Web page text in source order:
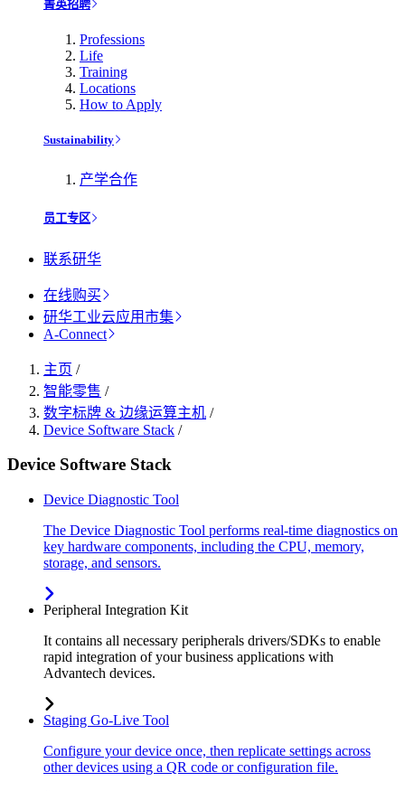
菁英招聘
Professions
Life
Training
Locations
How to Apply
Sustainability
产学合作
员工专区
联系研华
在线购买
研华工业云应用市集
A-Connect
主页 /
智能零售 /
数字标牌 & 边缘运算主机 /
Device Software Stack /
Device Software Stack
Device Diagnostic Tool
The Device Diagnostic Tool performs real-time diagnostics on
key hardware components, including the CPU, memory,
storage, and sensors.
Peripheral Integration Kit
It contains all necessary peripherals drivers/SDKs to enable
rapid integration of your business applications with
Advantech devices.
Staging Go-Live Tool
Configure your device once, then replicate settings across
other devices using a QR code or configuration file.